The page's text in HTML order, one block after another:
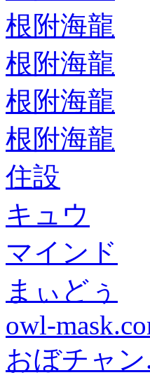
根附海龍
根附海龍
根附海龍
根附海龍
住設
キュウ
マインド
まぃどぅ
owl-
おぼチャン